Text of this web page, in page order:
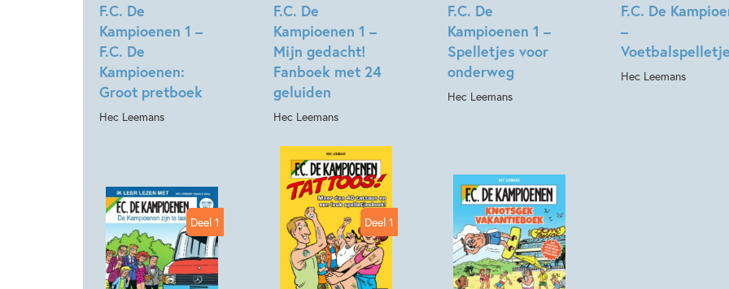
F.C. De
Kampioenen 1 –
F.C. De
Kampioenen:
Groot pretboek
Hec Leemans
F.C. De
Kampioenen 1 –
Mijn gedacht!
Fanboek met 24
geluiden
Hec Leemans
F.C. De
Kampioenen 1 –
Spelletjes voor
onderweg
Hec Leemans
F.C. De
–
Hec Leemans
Deel 1 Deel 1